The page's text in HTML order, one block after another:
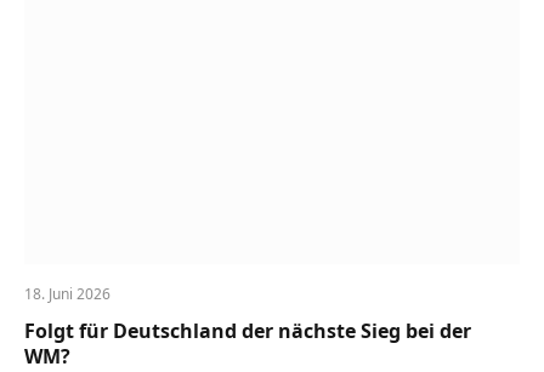
18. Juni 2026
Folgt für Deutschland der nächste Sieg bei der
WM?